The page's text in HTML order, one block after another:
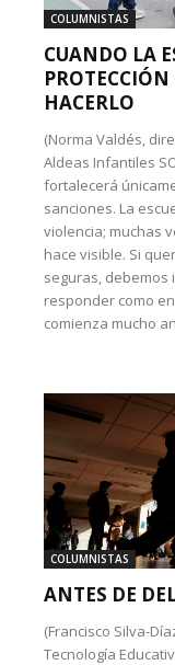
COLUMNISTAS
CUANDO LA
HACERLO
(Norma Valdés,
Aldeas Infantiles
fortalecerá
sanciones. La
violencia; muchas
hace visible. Si
seguras, debemos
responder como
comienza mucho
COLUMNISTAS
ANTES DE
(Francisco Silva-
Tecnología